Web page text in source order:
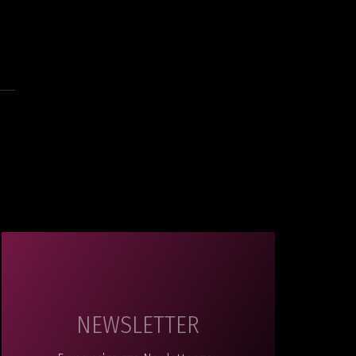
NEWSLETTER